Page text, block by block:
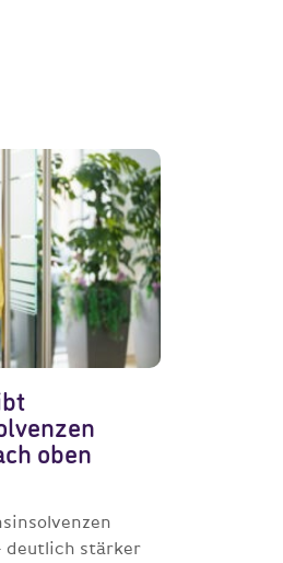
oben
deutlich stärker